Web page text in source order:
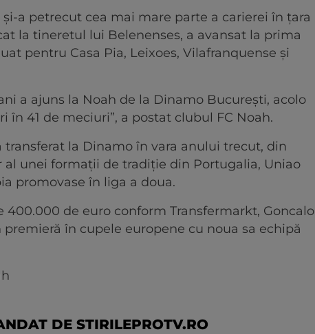
a petrecut cea mai mare parte a carierei în țara
la tineretul lui Belenenses, a avansat la prima
pentru Casa Pia, Leixoes, Vilafranquense și
a ajuns la Noah de la Dinamo București, acolo
în 41 de meciuri”, a postat clubul FC Noah.
transferat la Dinamo în vara anului trecut, din
al unei formații de tradiție din Portugalia, Uniao
promovase în liga a doua.
400.000 de euro conform Transfermarkt, Goncalo
premieră în cupele europene cu noua sa echipă
DE STIRILEPROTV.RO